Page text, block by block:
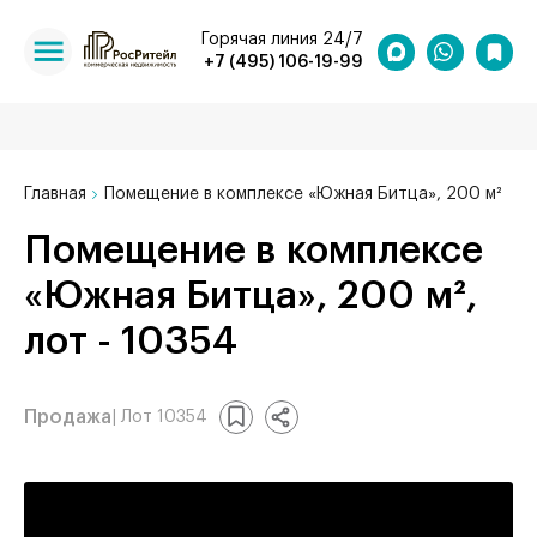
+7 (495) 106-19-99
Горячая линия 24/7
Главная Помещение в комплексе «Южная Битца», 200 м²
Помещение в комплексе
«Южная Битца», 200 м²,
лот - 10354
Продажа | Лот 10354